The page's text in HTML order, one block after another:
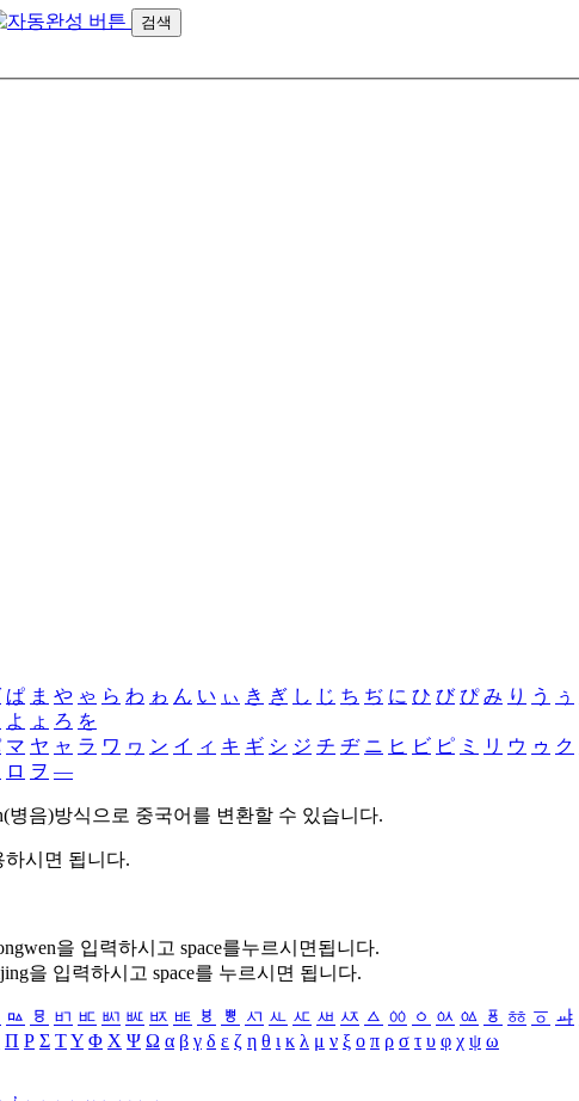
검색
ぱ ま や ゃ ら わ ゎ ん い ぃ き ぎ し じ ち ぢ に ひ び ぴ み り う ぅ
よ ょ ろ を
マ ヤ ャ ラ ワ ヮ ン イ ィ キ ギ シ ジ チ ヂ ニ ヒ ビ ピ ミ リ ウ ゥ ク
ロ ヲ ―
병음)방식으로 중국어를 변환할 수 있습니다.
시면 됩니다.
을 입력하시고 space를누르시면됩니다.
을 입력하시고 space를 누르시면 됩니다.
ㅰ ㅱ ㅲ ㅳ ㅴ ㅵ ㅶ ㅷ ㅸ ㅹ ㅺ ㅻ ㅼ ㅽ ㅾ ㅿ ㆀ ㆁ ㆂ ㆃ ㆄ ㆅ ㆆ ㆇ
Π Ρ Σ ΤΥ Φ Χ Ψ Ω α β γ δ ε ζ η θ ι κ λ μ ν ξ ο π ρ σ τ υ φ χ ψ ω